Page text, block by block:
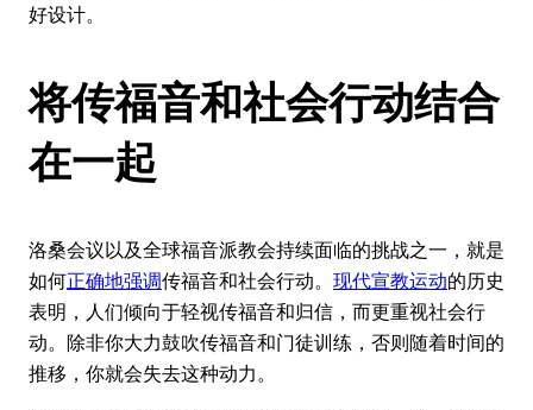
好设计。
将传福音和社会行动结合
在一起
洛桑会议以及全球福音派教会持续面临的挑战之一，就是
如何正确地强调传福音和社会行动。 现代宣教运动的历史
表明，人们倾向于轻视传福音和归信，而更重视社会行
动。除非你大力鼓吹传福音和门徒训练，否则随着时间的
推移，你就会失去这种动力。